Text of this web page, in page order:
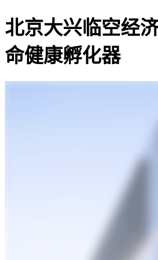
北京大兴临空经
命健康孵化器